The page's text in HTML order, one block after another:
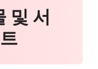
및 서